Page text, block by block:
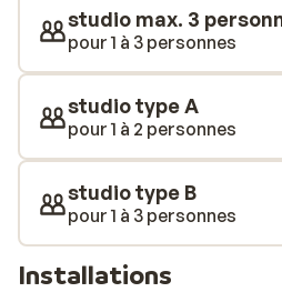
faites une promenade jusqu'à la
soirée animée? Le centre de
recommandé. Depuis l'hôtel,
de bars et tavernes.
studio max. 3
pour 1 à 3 personnes
studio type A
pour 1 à 2 personnes
studio type B
pour 1 à 3 personnes
Installations